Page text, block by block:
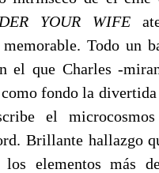
YOUR WIFE
Todo un
el que Charles -
fondo la divertida
el
Brillante hallazgo
elementos más